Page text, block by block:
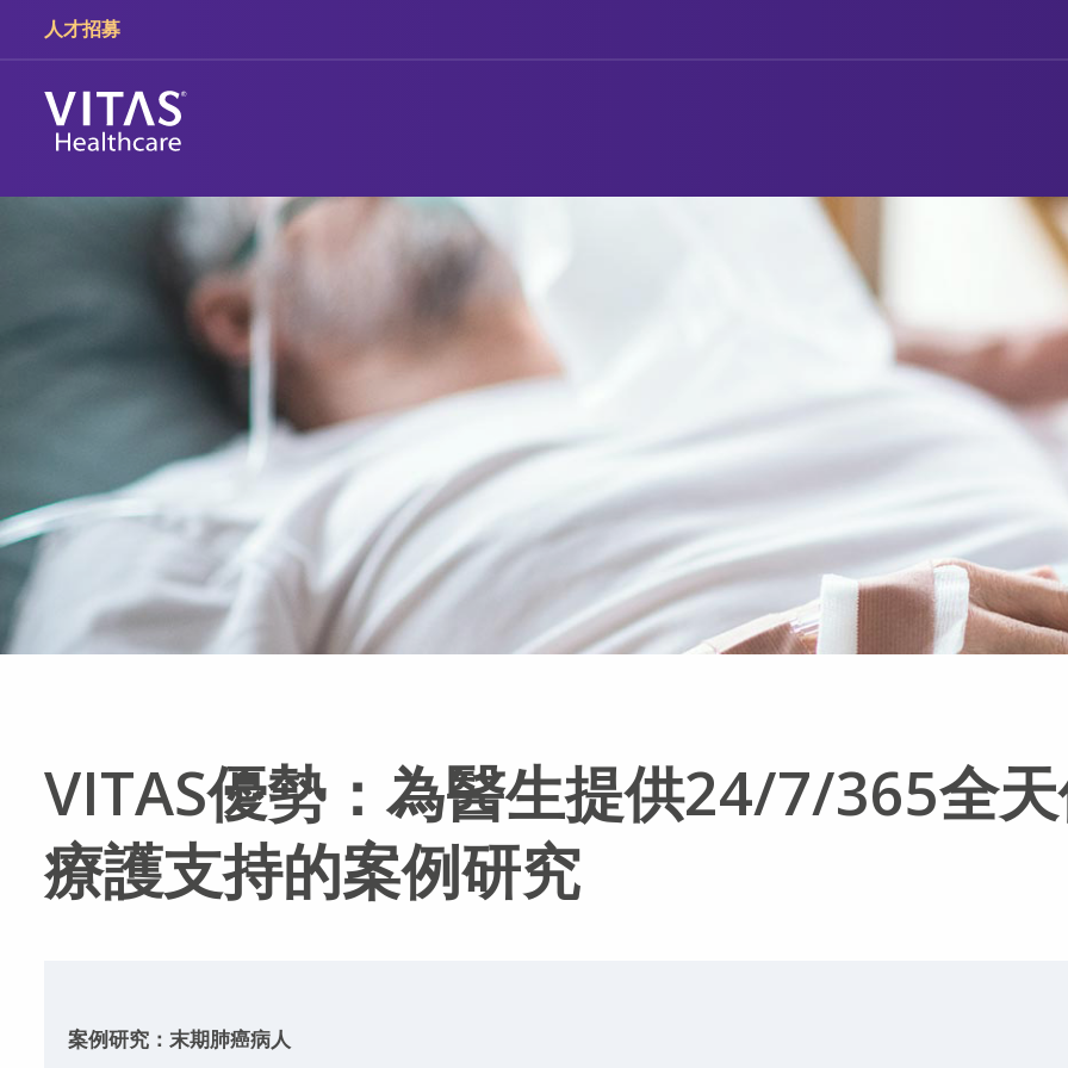
跳轉至主要內容
跳轉至導覽
人才招募
VITAS優勢：為醫生提供24/7/365全
療護支持的案例研究
案例研究：末期肺癌病人